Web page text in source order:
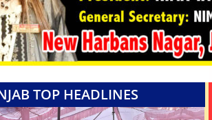
TOP HEADLINES